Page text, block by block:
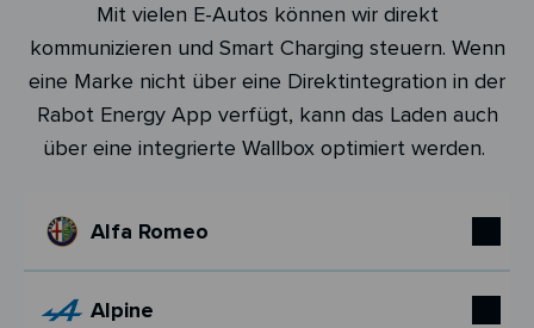
Mit vielen E-Autos können wir direkt
kommunizieren und Smart Charging steuern. Wenn
eine Marke nicht über eine Direktintegration in der
Rabot Energy App verfügt, kann das Laden auch
über eine integrierte Wallbox optimiert werden.
Alfa Romeo
Alpine